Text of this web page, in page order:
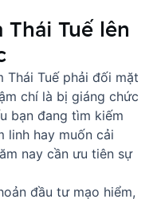
Tuế lên
Thái Tuế phải đối mặt
chí là bị giáng chức
bạn đang tìm kiếm
linh hay muốn cải
nay cần ưu tiên sự
đầu tư mạo hiểm,